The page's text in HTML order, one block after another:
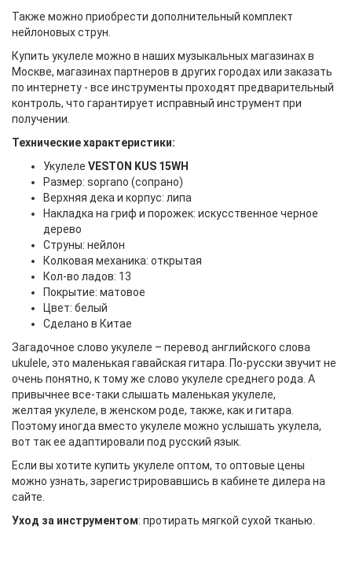
Также можно приобрести дополнительный комплект
нейлоновых струн.
Купить укулеле можно в наших музыкальных магазинах в
Москве, магазинах партнеров в других городах или заказать
по интернету - все инструменты проходят предварительный
контроль, что гарантирует исправный инструмент при
получении.
Технические характеристики:
Укулеле VESTON KUS 15WH
Размер: soprano (сопрано)
Верхняя дека и корпус: липа
Накладка на гриф и порожек: искусственное черное
дерево
Струны: нейлон
Колковая механика: открытая
Кол-во ладов: 13
Покрытие: матовое
Цвет: белый
Сделано в Китае
Загадочное слово укулеле – перевод английского слова
ukulele, это маленькая гавайская гитара. По-русски звучит не
очень понятно, к тому же слово укулеле среднего рода. А
привычнее все-таки слышать маленькая укулеле,
желтая укулеле, в женском роде, также, как и гитара.
Поэтому иногда вместо укулеле можно услышать укулела,
вот так ее адаптировали под русский язык.
Если вы хотите купить укулеле оптом, то оптовые цены
можно узнать, зарегистрировавшись в кабинете дилера на
сайте.
Уход за инструментом: протирать мягкой сухой тканью.